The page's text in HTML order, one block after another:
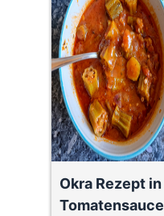
Okra Rezept in
Tomatensauce